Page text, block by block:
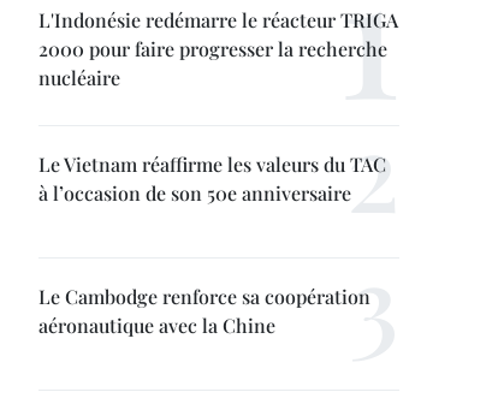
L'Indonésie redémarre le réacteur TRIGA
2000 pour faire progresser la recherche
nucléaire
Le Vietnam réaffirme les valeurs du TAC
à l’occasion de son 50e anniversaire
Le Cambodge renforce sa coopération
aéronautique avec la Chine